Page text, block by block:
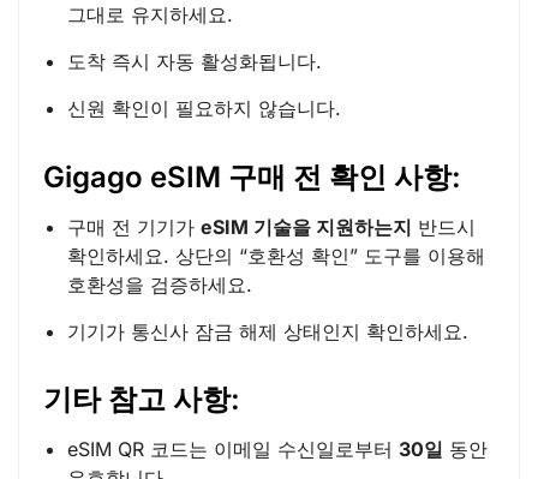
그대로 유지하세요.
도착 즉시 자동 활성화됩니다.
신원 확인이 필요하지 않습니다.
Gigago eSIM 구매 전 확인 사항:
구매 전 기기가 eSIM 기술을 지원하는지 반드시
확인하세요. 상단의 “호환성 확인” 도구를 이용해
호환성을 검증하세요.
기기가 통신사 잠금 해제 상태인지 확인하세요.
기타 참고 사항:
eSIM QR 코드는 이메일 수신일로부터 30일 동안